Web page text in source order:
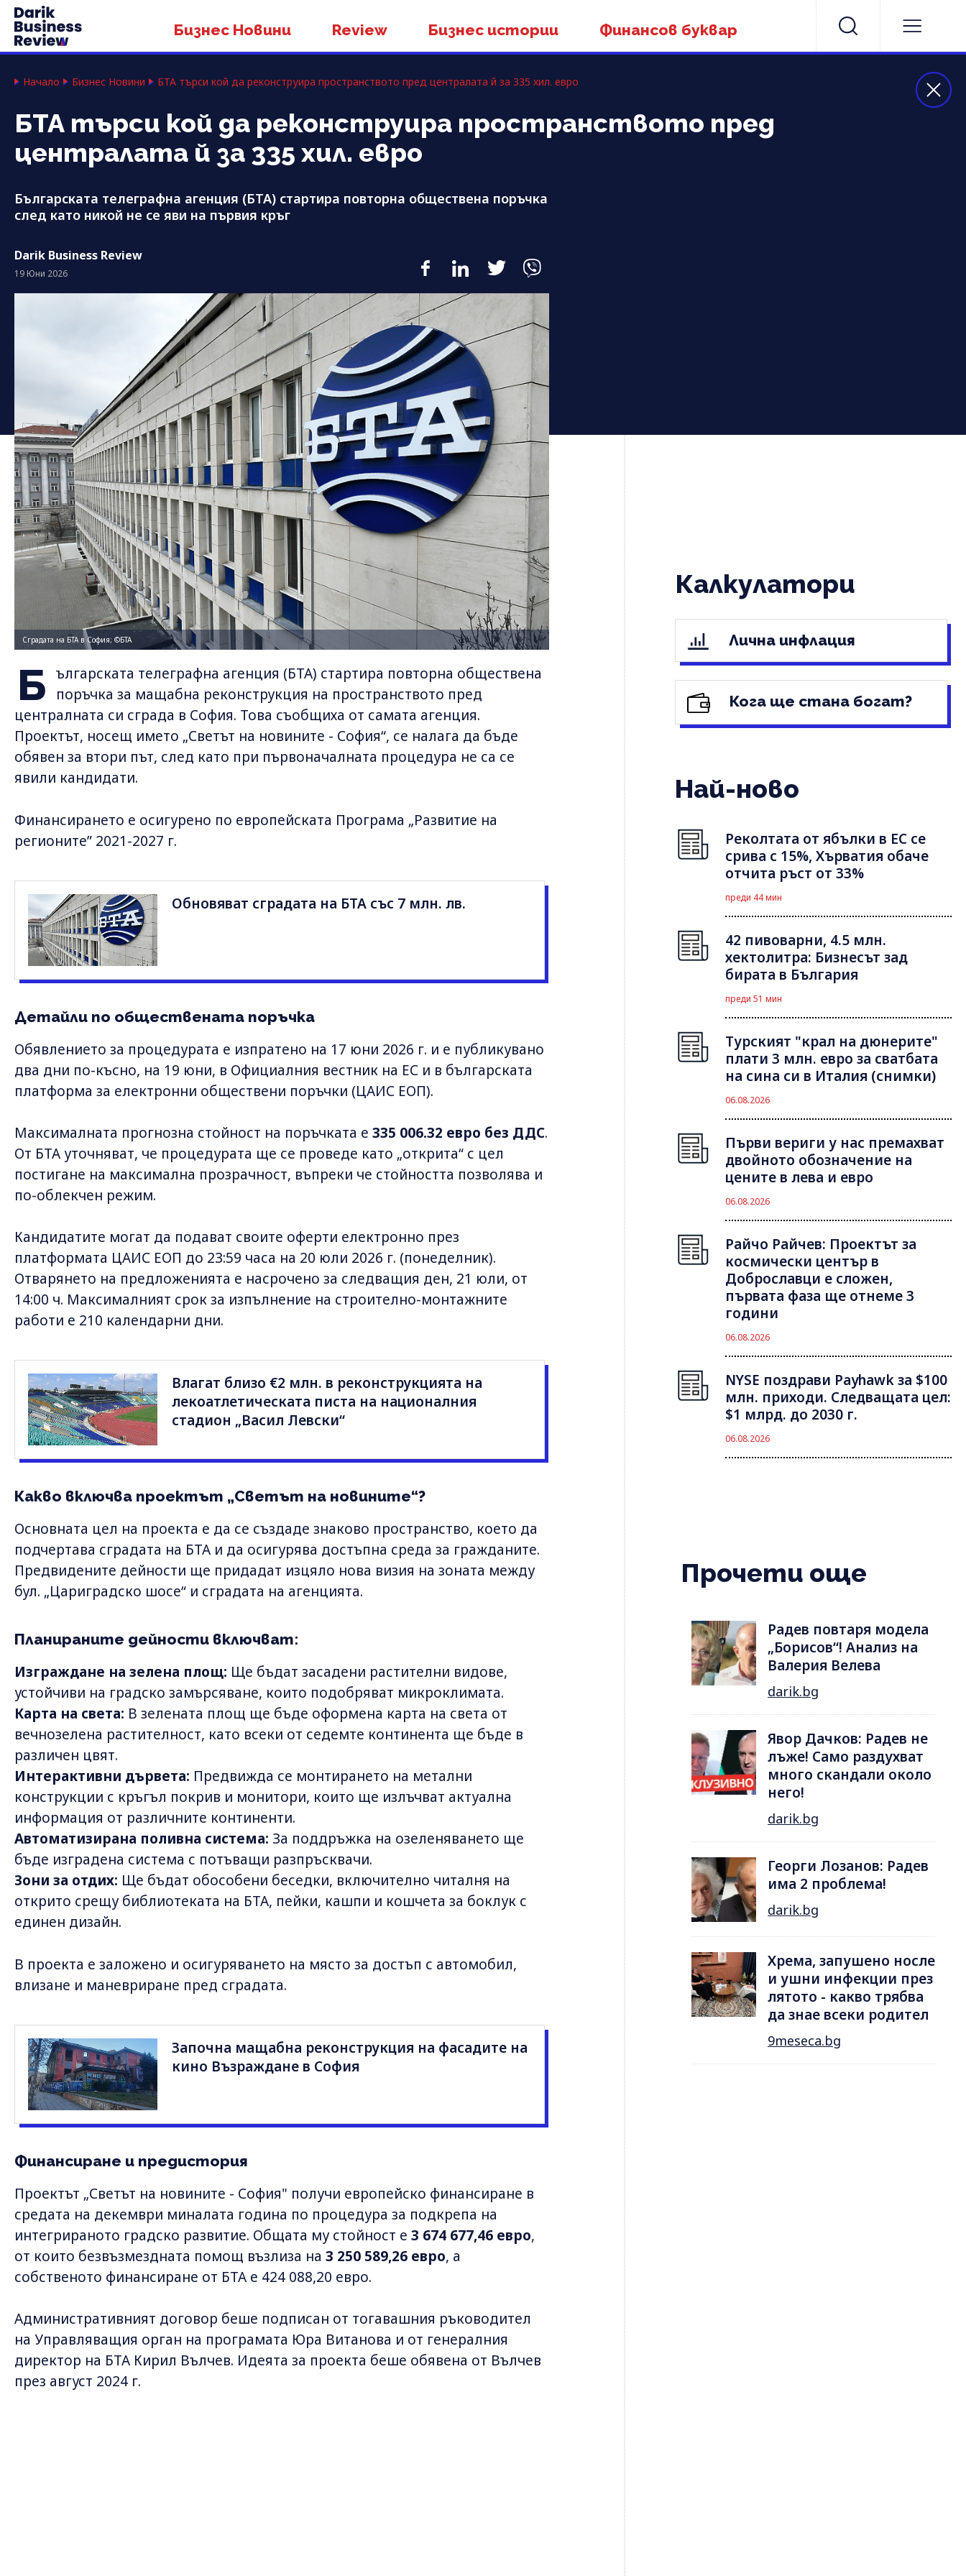
Бизнес Новини Review Бизнес истории Финансов буквар
Начало Бизнес Новини БТА търси кой да реконструира пространството пред централата й за 335 хил. евро
БТА търси кой да реконструира пространството пред
централата й за 335 хил. евро
Българската телеграфна агенция (БТА) стартира повторна обществена поръчка
след като никой не се яви на първия кръг
Darik Business Review
19 Юни 2026
Сградата на БТА в София; ©БТА
Б ългарската телеграфна агенция (БТА) стартира повторна обществена
поръчка за мащабна реконструкция на пространството пред
централната си сграда в София. Това съобщиха от самата агенция.
Проектът, носещ името „Светът на новините - София“, се налага да бъде
обявен за втори път, след като при първоначалната процедура не са се
явили кандидати.
Финансирането е осигурено по европейската Програма „Развитие на
регионите” 2021-2027 г.
Обновяват сградата на БТА със 7 млн. лв.
Детайли по обществената поръчка
Обявлението за процедурата е изпратено на 17 юни 2026 г. и е публикувано
два дни по-късно, на 19 юни, в Официалния вестник на ЕС и в българската
платформа за електронни обществени поръчки (ЦАИС ЕОП).
Максималната прогнозна стойност на поръчката е 335 006.32 евро без ДДС.
От БТА уточняват, че процедурата ще се проведе като „открита“ с цел
постигане на максимална прозрачност, въпреки че стойността позволява и
по-облекчен режим.
Кандидатите могат да подават своите оферти електронно през
платформата ЦАИС ЕОП до 23:59 часа на 20 юли 2026 г. (понеделник).
Отварянето на предложенията е насрочено за следващия ден, 21 юли, от
14:00 ч. Максималният срок за изпълнение на строително-монтажните
работи е 210 календарни дни.
Влагат близо €2 млн. в реконструкцията на
лекоатлетическата писта на националния
стадион „Васил Левски“
Какво включва проектът „Светът на новините“?
Основната цел на проекта е да се създаде знаково пространство, което да
подчертава сградата на БТА и да осигурява достъпна среда за гражданите.
Предвидените дейности ще придадат изцяло нова визия на зоната между
бул. „Цариградско шосе“ и сградата на агенцията.
Планираните дейности включват:
Изграждане на зелена площ: Ще бъдат засадени растителни видове,
устойчиви на градско замърсяване, които подобряват микроклимата.
Карта на света: В зелената площ ще бъде оформена карта на света от
вечнозелена растителност, като всеки от седемте континента ще бъде в
различен цвят.
Интерактивни дървета: Предвижда се монтирането на метални
конструкции с кръгъл покрив и монитори, които ще излъчват актуална
информация от различните континенти.
Автоматизирана поливна система: За поддръжка на озеленяването ще
бъде изградена система с потъващи разпръсквачи.
Зони за отдих: Ще бъдат обособени беседки, включително читалня на
открито срещу библиотеката на БТА, пейки, кашпи и кошчета за боклук с
единен дизайн.
В проекта е заложено и осигуряването на място за достъп с автомобил,
влизане и маневриране пред сградата.
Започна мащабна реконструкция на фасадите на
кино Възраждане в София
Финансиране и предистория
Проектът „Светът на новините - София" получи европейско финансиране в
средата на декември миналата година по процедура за подкрепа на
интегрираното градско развитие. Общата му стойност е 3 674 677,46 евро,
от които безвъзмездната помощ възлиза на 3 250 589,26 евро, а
собственото финансиране от БТА е 424 088,20 евро.
Административният договор беше подписан от тогавашния ръководител
на Управляващия орган на програмата Юра Витанова и от генералния
директор на БТА Кирил Вълчев. Идеята за проекта беше обявена от Вълчев
през август 2024 г.
Калкулатори
Лична инфлация
Кога ще стана богат?
Най-ново
Реколтата от ябълки в ЕС се
срива с 15%, Хърватия обаче
отчита ръст от 33%
преди 44 мин
42 пивоварни, 4.5 млн.
хектолитра: Бизнесът зад
бирата в България
преди 51 мин
Турският "крал на дюнерите"
плати 3 млн. евро за сватбата
на сина си в Италия (снимки)
06.08.2026
Първи вериги у нас премахват
двойното обозначение на
цените в лева и евро
06.08.2026
Райчо Райчев: Проектът за
космически център в
Доброславци е сложен,
първата фаза ще отнеме 3
години
06.08.2026
NYSE поздрави Payhawk за $100
млн. приходи. Следващата цел:
$1 млрд. до 2030 г.
06.08.2026
Прочети още
Радев повтаря модела
„Борисов“! Анализ на
Валерия Велева
darik.bg
Явор Дачков: Радев не
лъже! Само раздухват
много скандали около
него!
darik.bg
Георги Лозанов: Радев
има 2 проблема!
darik.bg
Хрема, запушено носле
и ушни инфекции през
лятотo - какво трябва
да знае всеки родител
9meseca.bg